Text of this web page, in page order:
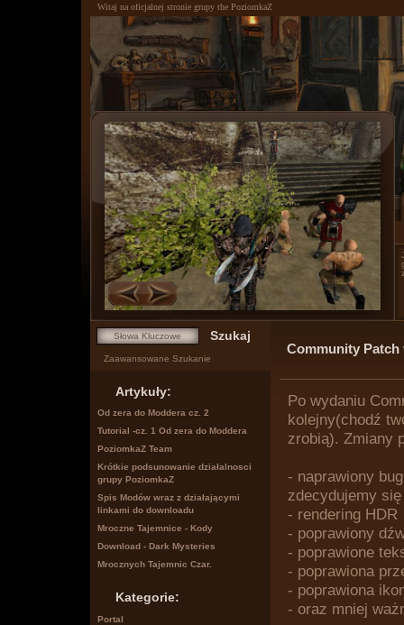
Witaj na oficjalnej stronie grupy the PoziomkaZ
0 1
Zaawansowane Szukanie
Artykuły:
Od zera do Moddera cz. 2
Tutorial -cz. 1 Od zera do Moddera
PoziomkaZ Team
Krótkie podsunowanie działalnosci
grupy PoziomkaZ
Spis Modów wraz z działającymi
linkami do downloadu
Mroczne Tajemnice - Kody
Download - Dark Mysteries
Mrocznych Tajemnic Czar.
Kategorie:
Portal
Community Patch
Po wydaniu
kolejny(chodź
zrobią). Zmiany
- naprawiony
zdecydujemy
- rendering HDR
- poprawiony
- poprawione
- poprawiona
- poprawiona
- oraz mniej